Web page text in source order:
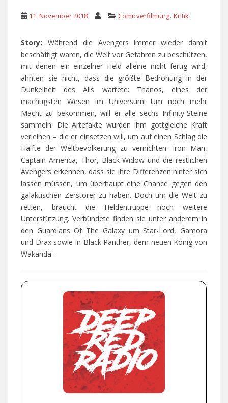
11. November 2018 Comicverfilmung, Kritik
Story: Während die Avengers immer wieder damit
beschäftigt waren, die Welt vor Gefahren zu beschützen,
mit denen ein einzelner Held alleine nicht fertig wird,
ahnten sie nicht, dass die größte Bedrohung in der
Dunkelheit des Alls wartete: Thanos, eines der
mächtigsten Wesen im Universum! Um noch mehr
Macht zu bekommen, will er alle sechs Infinity-Steine
sammeln. Die Artefakte würden ihm gottgleiche Kraft
verleihen – die er einsetzen will, um auf einen Schlag die
Hälfte der Weltbevölkerung zu vernichten. Iron Man,
Captain America, Thor, Black Widow und die restlichen
Avengers erkennen, dass sie ihre Differenzen hinter sich
lassen müssen, um überhaupt eine Chance gegen den
galaktischen Zerstörer zu haben. Doch um die Welt zu
retten, braucht die Heldentruppe noch weitere
Unterstützung. Verbündete finden sie unter anderem in
den Guardians Of The Galaxy um Star-Lord, Gamora
und Drax sowie in Black Panther, dem neuen König von
Wakanda…